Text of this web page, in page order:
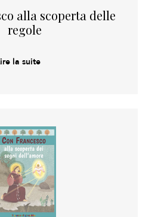
alla scoperta delle
regole
la suite